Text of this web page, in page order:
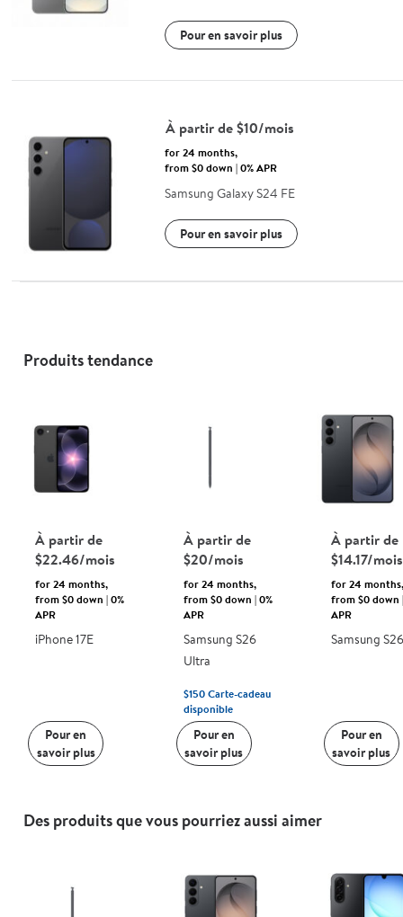
Pour en savoir plus
À partir de $10/mois
for 24 months,
from $0 down | 0% APR
Samsung Galaxy S24 FE
Pour en savoir plus
Produits tendance
À partir de
$22.46/mois
for 24 months,
from $0 down | 0%
APR
iPhone 17E
Pour en
savoir plus
À partir de
$20/mois
for 24 months,
from $0 down | 0%
APR
Samsung S26
Ultra
$150Carte-cadeau
disponible
Pour en
savoir plus
À partir de
$14.17/mois
for 24 months,
from $0 down
APR
Samsung
Pour en
savoir plus
Des produits que vous pourriez aussi aimer